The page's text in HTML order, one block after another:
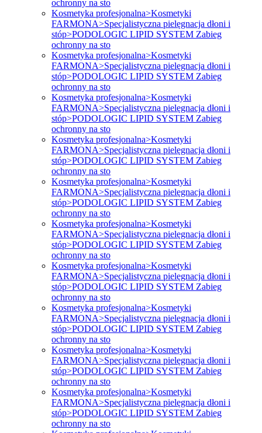
ochronny na sto
Kosmetyka profesjonalna>Kosmetyki
FARMONA>Specjalistyczna pielęgnacja dłoni i
stóp>PODOLOGIC LIPID SYSTEM Zabieg
ochronny na sto
Kosmetyka profesjonalna>Kosmetyki
FARMONA>Specjalistyczna pielęgnacja dłoni i
stóp>PODOLOGIC LIPID SYSTEM Zabieg
ochronny na sto
Kosmetyka profesjonalna>Kosmetyki
FARMONA>Specjalistyczna pielęgnacja dłoni i
stóp>PODOLOGIC LIPID SYSTEM Zabieg
ochronny na sto
Kosmetyka profesjonalna>Kosmetyki
FARMONA>Specjalistyczna pielęgnacja dłoni i
stóp>PODOLOGIC LIPID SYSTEM Zabieg
ochronny na sto
Kosmetyka profesjonalna>Kosmetyki
FARMONA>Specjalistyczna pielęgnacja dłoni i
stóp>PODOLOGIC LIPID SYSTEM Zabieg
ochronny na sto
Kosmetyka profesjonalna>Kosmetyki
FARMONA>Specjalistyczna pielęgnacja dłoni i
stóp>PODOLOGIC LIPID SYSTEM Zabieg
ochronny na sto
Kosmetyka profesjonalna>Kosmetyki
FARMONA>Specjalistyczna pielęgnacja dłoni i
stóp>PODOLOGIC LIPID SYSTEM Zabieg
ochronny na sto
Kosmetyka profesjonalna>Kosmetyki
FARMONA>Specjalistyczna pielęgnacja dłoni i
stóp>PODOLOGIC LIPID SYSTEM Zabieg
ochronny na sto
Kosmetyka profesjonalna>Kosmetyki
FARMONA>Specjalistyczna pielęgnacja dłoni i
stóp>PODOLOGIC LIPID SYSTEM Zabieg
ochronny na sto
Kosmetyka profesjonalna>Kosmetyki
FARMONA>Specjalistyczna pielęgnacja dłoni i
stóp>PODOLOGIC LIPID SYSTEM Zabieg
ochronny na sto